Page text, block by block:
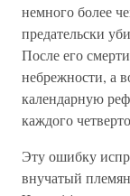
немного более
предательски
После его
небрежности, а
календарную
каждого
Эту ошибку
внучатый